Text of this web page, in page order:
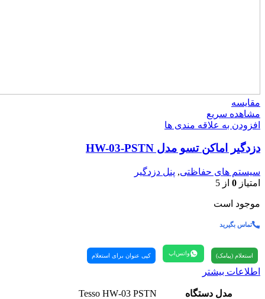
مقایسه
مشاهده سریع
افزودن به علاقه مندی ها
دزدگیر اماکن تسو مدل HW-03-PSTN
سیستم های حفاظتی, پنل دزدگیر
امتیاز 0 از 5
موجود است
تماس بگیرید
استعلام (پیامک) واتس‌اپ کپی عنوان برای استعلام
اطلاعات بیشتر
مدل دستگاه Tesso HW‑03 PSTN